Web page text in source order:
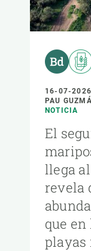
16-07-2026
PAU
NOTICIA
El
llega
revela
que en
playas